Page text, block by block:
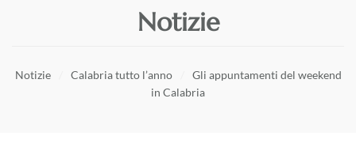
Notizie
Notizie Calabria tutto l’anno
Gli appuntamenti del weekend
in Calabria